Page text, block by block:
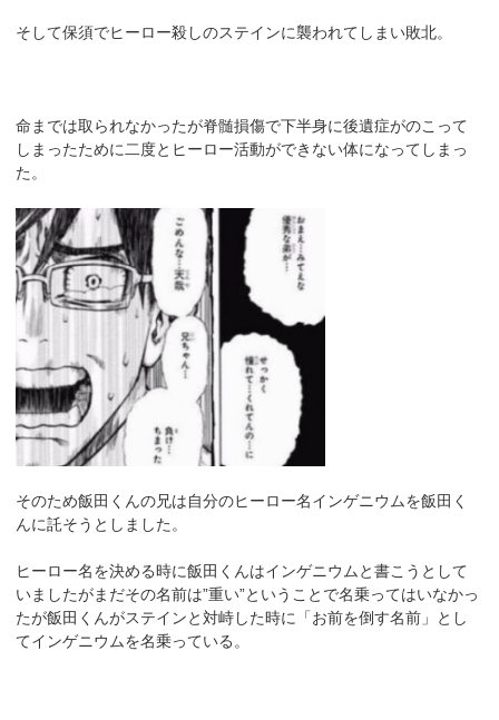
そして保須でヒーロー殺しのステインに襲われてしまい敗北。
命までは取られなかったが脊髄損傷で下半身に後遺症がのこって
しまったために二度とヒーロー活動ができない体になってしまっ
た。
そのため飯田くんの兄は自分のヒーロー名インゲニウムを飯田く
んに託そうとしました。
ヒーロー名を決める時に飯田くんはインゲニウムと書こうとして
いましたがまだその名前は”重い”ということで名乗ってはいなかっ
たが飯田くんがステインと対峙した時に「お前を倒す名前」とし
てインゲニウムを名乗っている。